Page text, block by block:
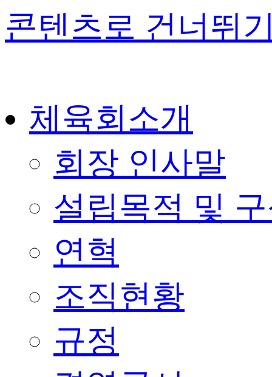
콘텐츠로 건너뛰
체육회소개
회장 인사말
설립목적 및
연혁
조직현황
규정